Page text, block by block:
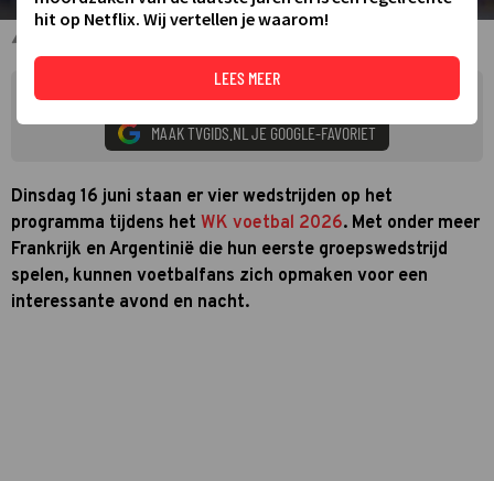
Lionel Messi van Argentinië
MAAK TVGIDS.NL JE GOOGLE-FAVORIET
Dinsdag 16 juni staan er vier wedstrijden op het
programma tijdens het WK voetbal 2026. Met onder meer
Frankrijk en Argentinië die hun eerste groepswedstrijd
spelen, kunnen voetbalfans zich opmaken voor een
interessante avond en nacht.
hit op Netflix. Wij vertellen je waarom!
LEES MEER